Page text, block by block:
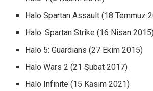
Halo Spartan Assault (18 Temmuz
Halo: Spartan Strike (16 Nisan
Halo 5: Guardians (27 Ekim 2015)
Halo Wars 2 (21 Şubat 2017)
Halo Infinite (15 Kasım 2021)